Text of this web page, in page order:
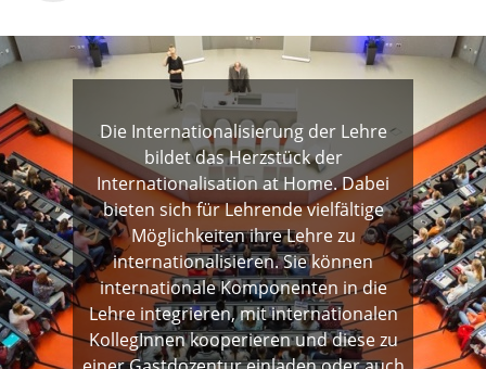
Die Internationalisierung der Lehre
bildet das Herzstück der
Internationalisation at Home. Dabei
bieten sich für Lehrende vielfältige
Möglichkeiten ihre Lehre zu
internationalisieren. Sie können
internationale Komponenten in die
Lehre integrieren, mit internationalen
KollegInnen kooperieren und diese zu